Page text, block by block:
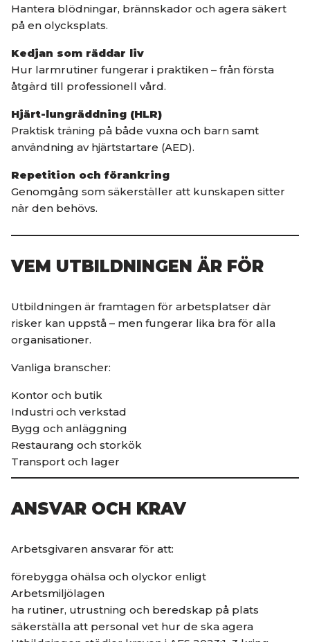
Hantera blödningar, brännskador och agera säkert
på en olycksplats.
Kedjan som räddar liv
Hur larmrutiner fungerar i praktiken – från första
åtgärd till professionell vård.
Hjärt-lungräddning (HLR)
Praktisk träning på både vuxna och barn samt
användning av hjärtstartare (AED).
Repetition och förankring
Genomgång som säkerställer att kunskapen sitter
när den behövs.
VEM UTBILDNINGEN ÄR FÖR
Utbildningen är framtagen för arbetsplatser där
risker kan uppstå – men fungerar lika bra för alla
organisationer.
Vanliga branscher:
Kontor och butik
Industri och verkstad
Bygg och anläggning
Restaurang och storkök
Transport och lager
ANSVAR OCH KRAV
Arbetsgivaren ansvarar för att:
förebygga ohälsa och olyckor enligt
Arbetsmiljölagen
ha rutiner, utrustning och beredskap på plats
säkerställa att personal vet hur de ska agera